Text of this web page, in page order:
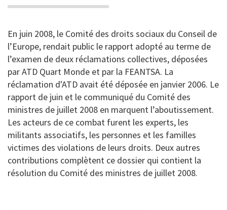
En juin 2008, le Comité des droits sociaux du Conseil de
l’Europe, rendait public le rapport adopté au terme de
l’examen de deux réclamations collectives, déposées
par ATD Quart Monde et par la FEANTSA. La
réclamation d'ATD avait été déposée en janvier 2006. Le
rapport de juin et le communiqué du Comité des
ministres de juillet 2008 en marquent l’aboutissement.
Les acteurs de ce combat furent les experts, les
militants associatifs, les personnes et les familles
victimes des violations de leurs droits. Deux autres
contributions complètent ce dossier qui contient la
résolution du Comité des ministres de juillet 2008.